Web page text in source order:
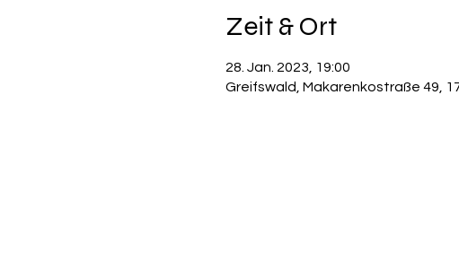
Zeit & Ort
28. Jan. 2023, 19:00
Greifswald, Makarenkostraße 49,